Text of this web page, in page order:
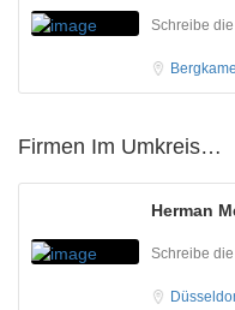
Schreibe
Firmen Im Umkreis…
Herman
Schreibe